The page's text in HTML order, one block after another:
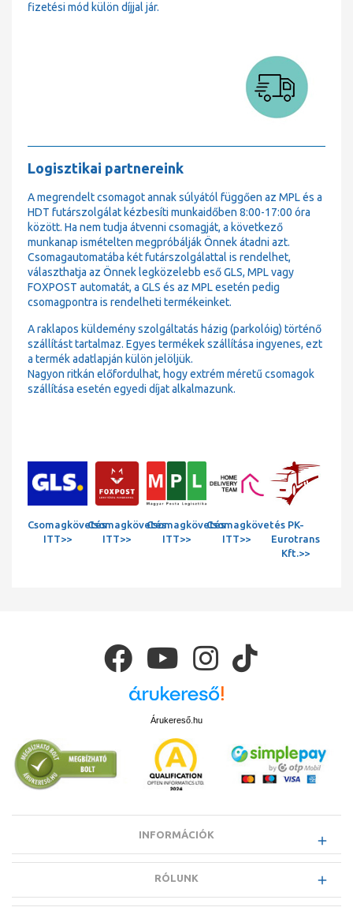
fizetési mód külön díjjal jár.
Logisztikai partnereink
A megrendelt csomagot annak súlyától függően az MPL és a
HDT futárszolgálat kézbesíti munkaidőben 8:00-17:00 óra
között. Ha nem tudja átvenni csomagját, a következő
munkanap ismételten megpróbálják Önnek átadni azt.
Csomagautomatába két futárszolgálattal is rendelhet,
választhatja az Önnek legközelebb eső GLS, MPL vagy
FOXPOST automatát, a GLS és az MPL esetén pedig
csomagpontra is rendelheti termékeinket.
A raklapos küldemény szolgáltatás házig (parkolóig) történő
szállítást tartalmaz. Egyes termékek szállítása ingyenes, ezt
a termék adatlapján külön jelöljük.
Nagyon ritkán előfordulhat, hogy extrém méretű csomagok
szállítása esetén egyedi díjat alkalmazunk.
Csomagkövetés
ITT>>
Csomagkövetés
ITT>>
Csomagkövetés
ITT>>
Csomagkövetés
ITT>>
PK-
Eurotrans
Kft.>>
Árukereső.hu
INFORMÁCIÓK
RÓLUNK